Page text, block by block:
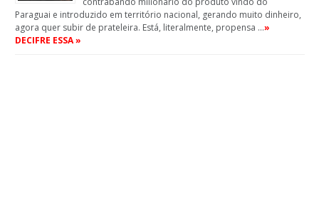
Paraguai e introduzido em território nacional, gerando muito dinheiro,
agora quer subir de prateleira. Está, literalmente, propensa …»
DECIFRE ESSA »